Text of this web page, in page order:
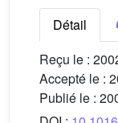
Détail
Reçu le :
Accepté le :
Publié le :